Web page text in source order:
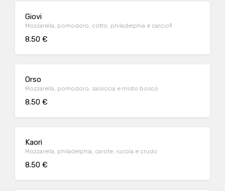
Giovi
Mozzarella, pomodoro, cotto, philadelphia e carciofi
8.50 €
Orso
Mozzarella, pomodoro, salsiccia e misto bosco
8.50 €
Kaori
Mozzarella, philadelphia, carote, rucola e crudo
8.50 €